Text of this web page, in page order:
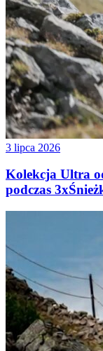
3 lipca 2026
Kolekcja Ultra
podczas